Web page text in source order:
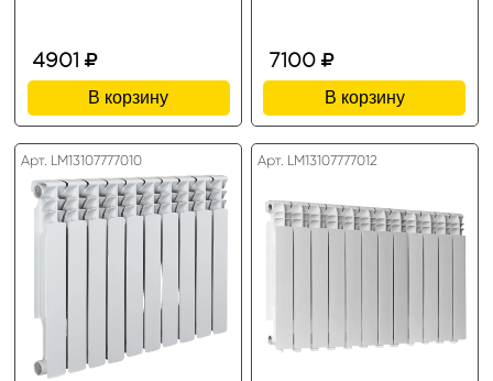
4901
В корзину
7100
В корзину
Арт. LM13107777010 Арт. LM13107777012